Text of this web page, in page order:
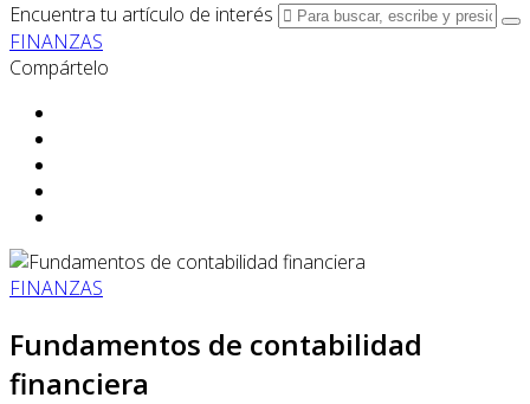
Encuentra tu artículo de interés
FINANZAS
Compártelo
FINANZAS
Fundamentos de contabilidad
financiera